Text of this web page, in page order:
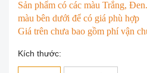
Sản phẩm có các màu Trắng,
màu bên dưới để có giá phù hợp
Giá trên chưa bao gồm phí vận
Kích thước: